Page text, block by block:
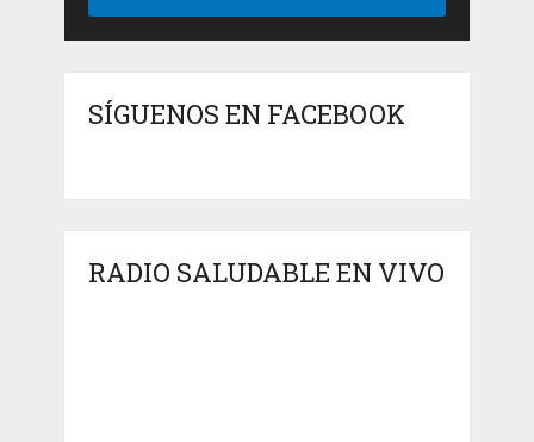
SÍGUENOS EN FACEBOOK
RADIO SALUDABLE EN VIVO